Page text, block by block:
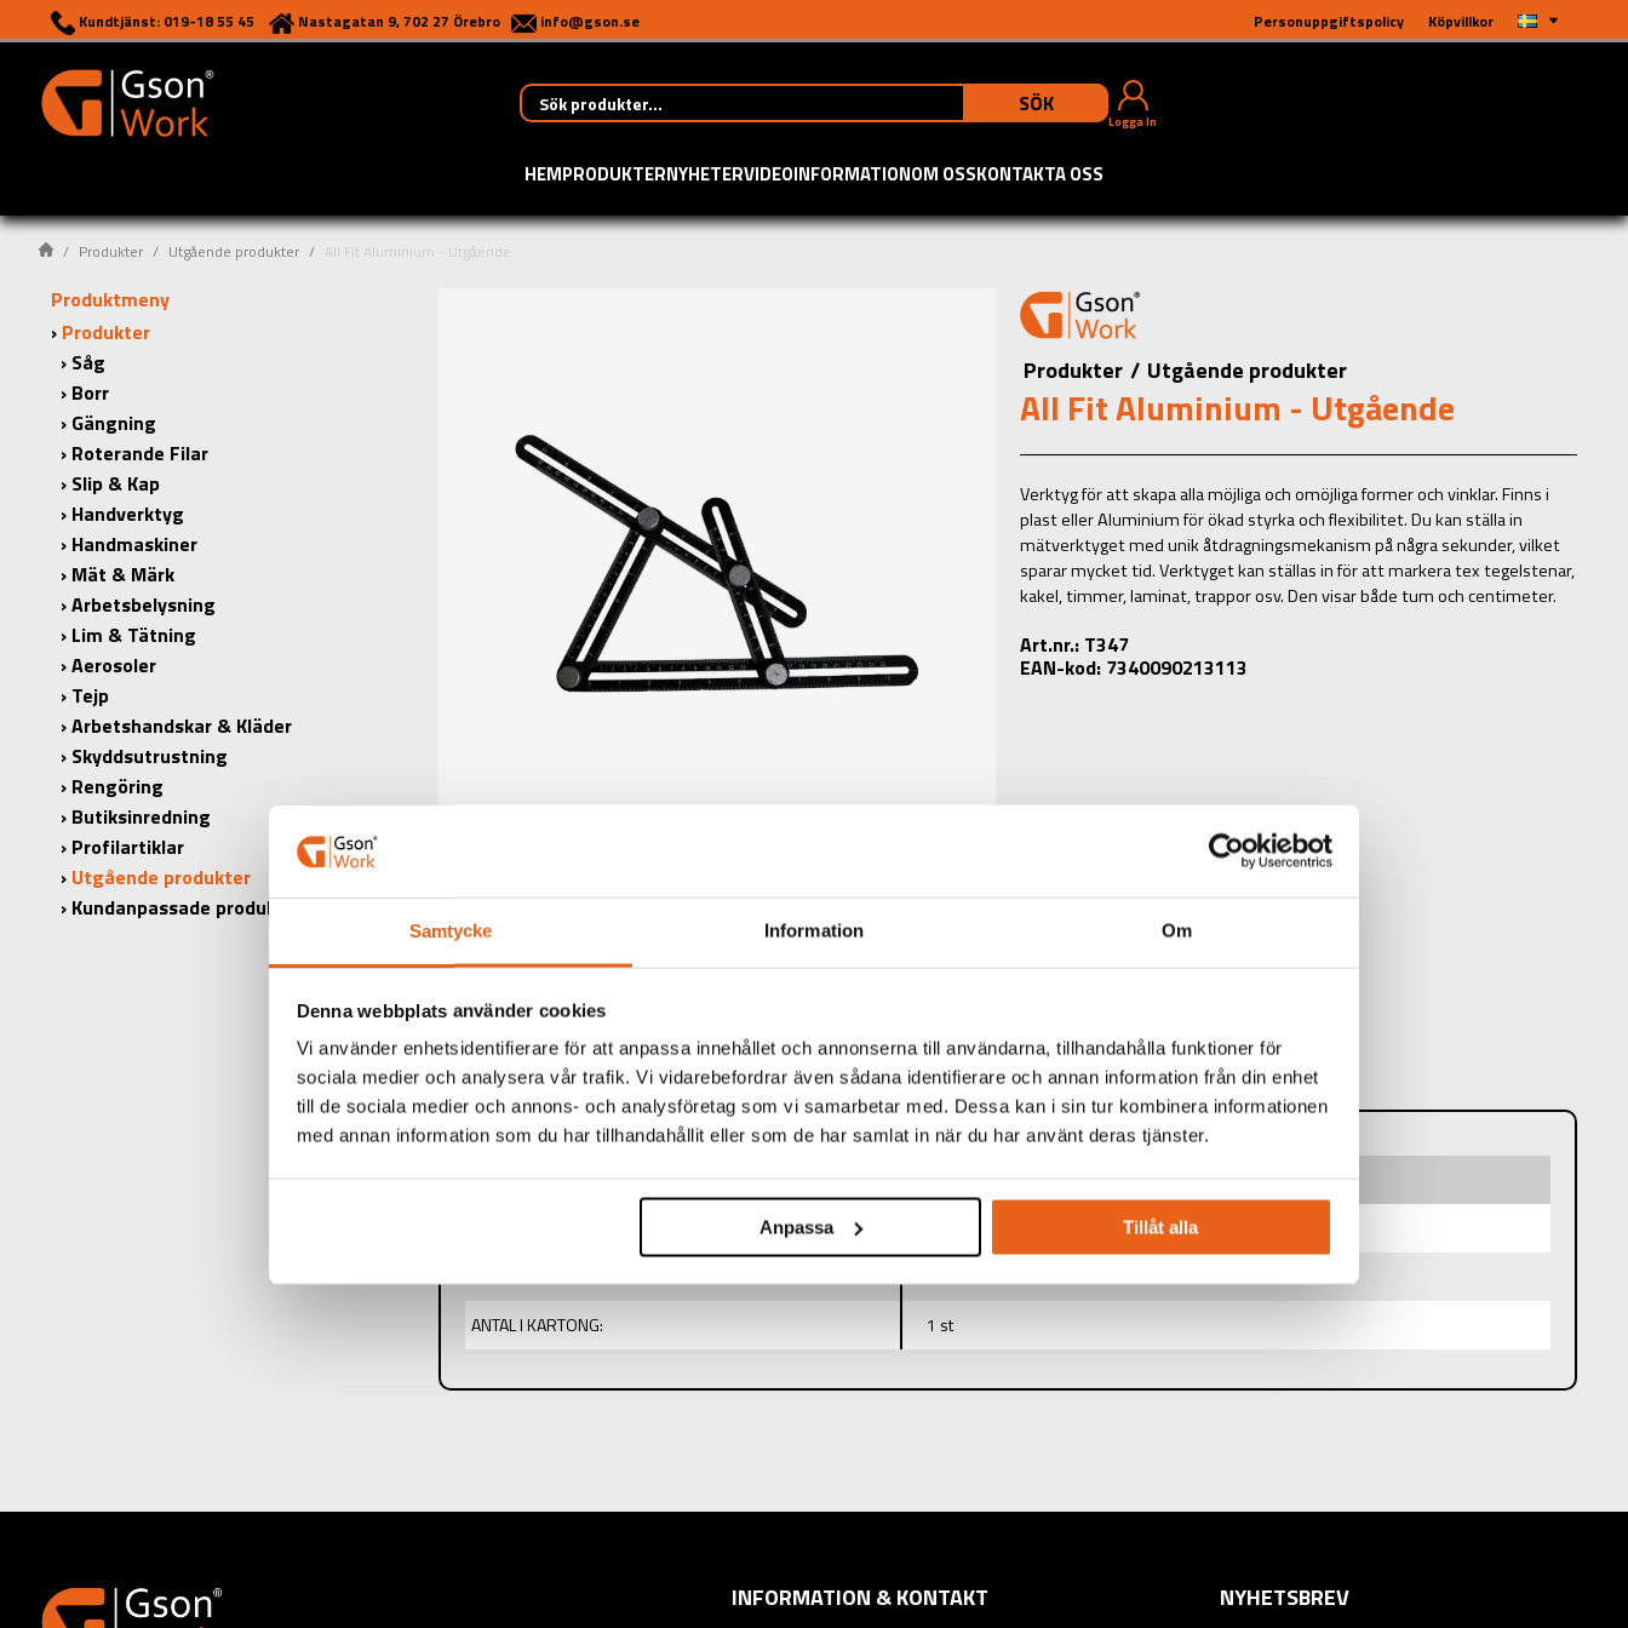
Samtycke Information Om
Denna webbplats använder cookies
Vi använder enhetsidentifierare för att anpassa innehållet och annonserna till användarna, tillhandahålla funktioner för
sociala medier och analysera vår trafik. Vi vidarebefordrar även sådana identifierare och annan information från din enhet
till de sociala medier och annons- och analysföretag som vi samarbetar med. Dessa kan i sin tur kombinera informationen
med annan information som du har tillhandahållit eller som de har samlat in när du har använt deras tjänster.
Anpassa Tillåt alla
Personuppgiftspolicy Köpvillkor
Kundtjänst: 019-18 55 45 Nastagatan 9, 702 27 Örebro info@gson.se
SÖK
Logga In
HEMPRODUKTERNYHETERVIDEOINFORMATIONOM OSSKONTAKTA OSS
Produkter Utgående produkter All Fit Aluminium - Utgående
Produktmeny
Produkter
Såg
Borr
Gängning
Roterande Filar
Slip & Kap
Handverktyg
Handmaskiner
Mät & Märk
Arbetsbelysning
Lim & Tätning
Aerosoler
Tejp
Arbetshandskar & Kläder
Skyddsutrustning
Rengöring
Butiksinredning
Profilartiklar
Utgående produkter
Kundanpassade produkter
Produkter / Utgående produkter
All Fit Aluminium - Utgående
Verktyg för att skapa alla möjliga och omöjliga former och vinklar. Finns i
plast eller Aluminium för ökad styrka och flexibilitet. Du kan ställa in
mätverktyget med unik åtdragningsmekanism på några sekunder, vilket
sparar mycket tid. Verktyget kan ställas in för att markera tex tegelstenar,
kakel, timmer, laminat, trappor osv. Den visar både tum och centimeter.
Art.nr.: T347
EAN-kod: 7340090213113
TEKNISK INFORMATION
PRODUKTINFORMATION
ANTAL I KARTONG:
1 st
INFORMATION & KONTAKT NYHETSBREV